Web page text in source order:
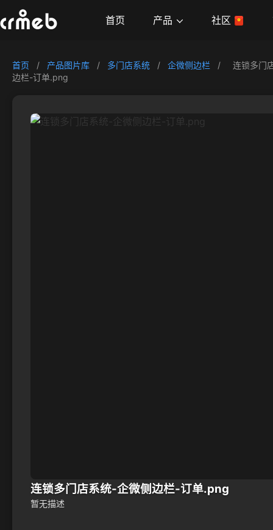
首页 产品 社区
首页 / 产品图片库 / 多门店系统 / 企微侧边栏 /
连锁多门
边栏-订单.png
连锁多门店系统-企微侧边栏-订单.png
暂无描述